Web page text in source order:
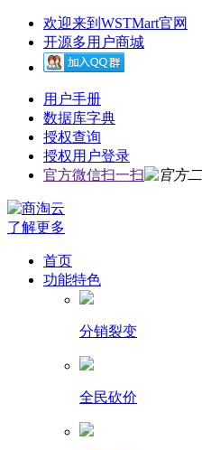
欢迎来到WSTMart官网
开源多用户商城
用户手册
数据库字典
授权查询
授权用户登录
官方微信扫一扫
了解更多
首页
功能特色
分销裂变
全民砍价